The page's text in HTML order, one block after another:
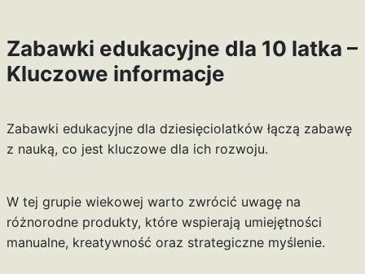
Zabawki edukacyjne dla 10 latka –
Kluczowe informacje
Zabawki edukacyjne dla dziesięciolatków łączą zabawę
z nauką, co jest kluczowe dla ich rozwoju.
W tej grupie wiekowej warto zwrócić uwagę na
różnorodne produkty, które wspierają umiejętności
manualne, kreatywność oraz strategiczne myślenie.